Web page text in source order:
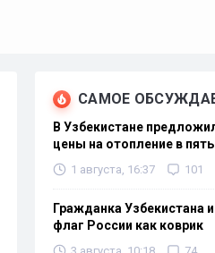
САМОЕ
В Узбекистане
цены на отопление в пять
1 августа, 16:37 101
Гражданка Узбекистана
флаг России как коврик